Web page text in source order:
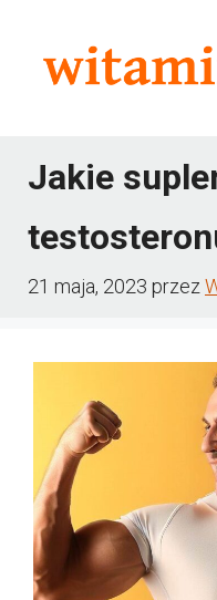
Jakie
21 maja, 2023 przez